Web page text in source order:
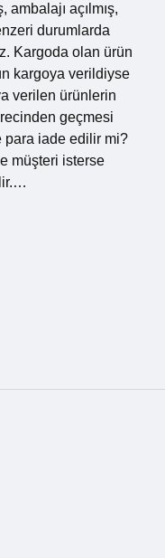
açılmış,
durumlarda
Kargoda olan ürün
kargoya verildiyse
verilen ürünlerin
geçmesi
para iade edilir mi?
müşteri isterse